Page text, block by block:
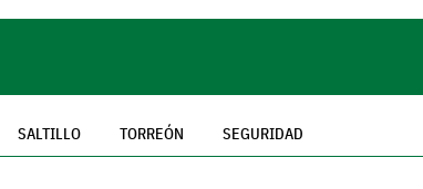
SALTILLO TORREÓN SEGURIDAD